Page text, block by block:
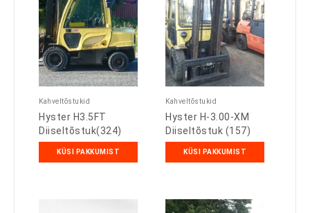
Kahveltõstukid
Hyster H3.5FT
Diiseltõstuk(324)
KÜSI PAKKUMIST
Kahveltõstukid
Hyster H-3.00-XM
Diiseltõstuk (157)
KÜSI PAKKUMIST